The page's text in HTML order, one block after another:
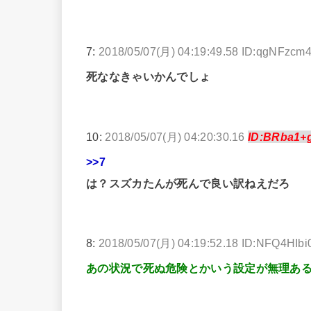
7: 2018/05/07(月) 04:19:49.58
死ななきゃいかんでしょ
10: 2018/05/07(月) 04:20:30.16
>>7
は？スズカたんが死んで良い訳ねえだろ
8: 2018/05/07(月) 04:19:52.18
あの状況で死ぬ危険とかいう設定が無理あ